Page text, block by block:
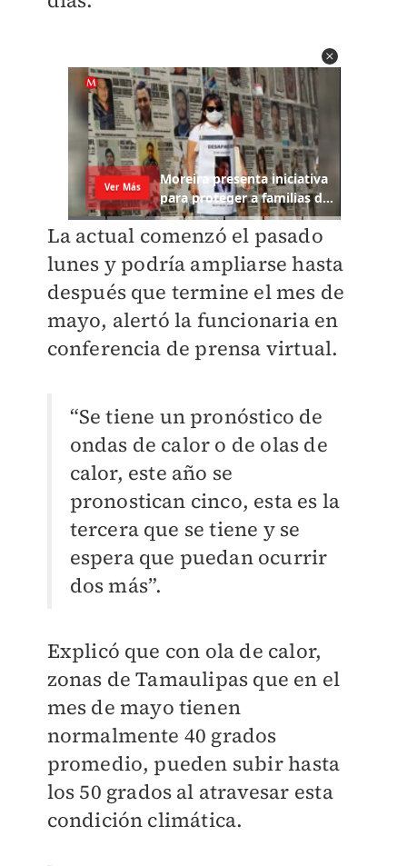
La actual comenzó el pasado
lunes y podría ampliarse hasta
después que termine el mes de
mayo, alertó la funcionaria en
conferencia de prensa virtual.
“Se tiene un pronóstico de
ondas de calor o de olas de
calor, este año se
pronostican cinco, esta es la
tercera que se tiene y se
espera que puedan ocurrir
dos más”.
Explicó que con ola de calor,
zonas de Tamaulipas que en el
mes de mayo tienen
normalmente 40 grados
promedio, pueden subir hasta
los 50 grados al atravesar esta
condición climática.